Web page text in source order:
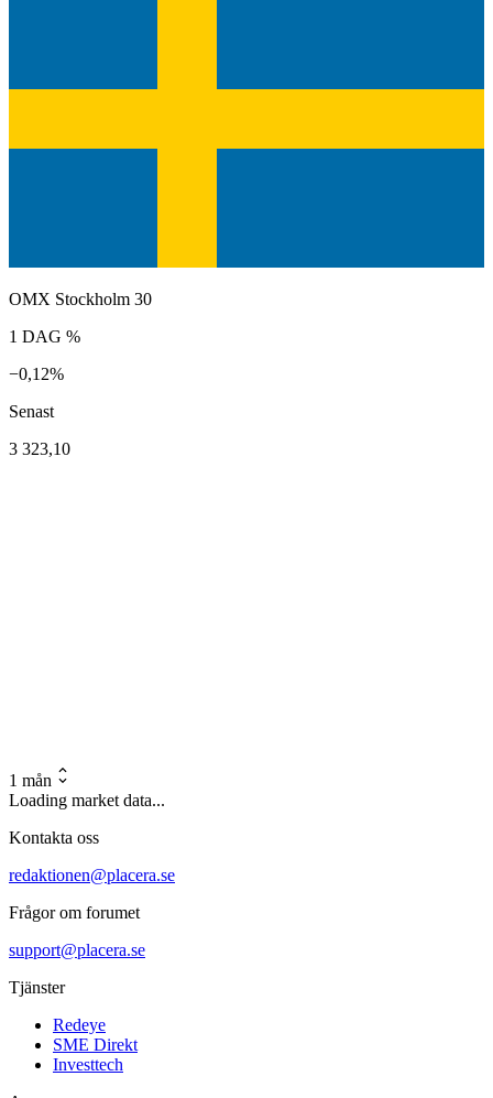
OMX Stockholm 30
1 DAG %
−0,12%
Senast
3 323,10
1 mån
Loading market data...
Kontakta oss
redaktionen@placera.se
Frågor om forumet
support@placera.se
Tjänster
Redeye
SME Direkt
Investtech